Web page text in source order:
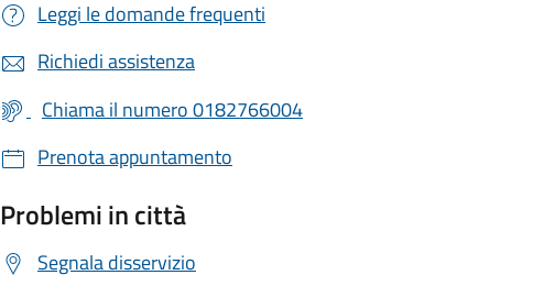
Leggi le domande frequenti
Richiedi assistenza
Chiama il numero 0182766004
Prenota appuntamento
Problemi in città
Segnala disservizio